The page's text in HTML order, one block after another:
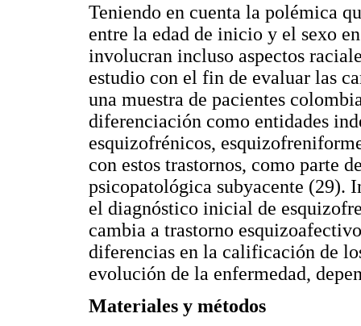
Teniendo en cuenta la polémica
entre la edad de inicio y el sexo
involucran incluso aspectos
estudio con el fin de evaluar las
una muestra de pacientes
diferenciación como entidades
esquizofrénicos,
con estos trastornos, como parte
psicopatológica subyacente (29).
el diagnóstico inicial de
cambia a trastorno
diferencias en la calificación de
evolución de la enfermedad,
Materiales y métodos